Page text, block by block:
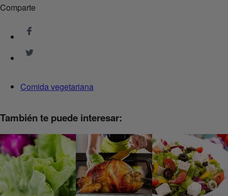
Comparte
Comida vegetariana
También te puede interesar: